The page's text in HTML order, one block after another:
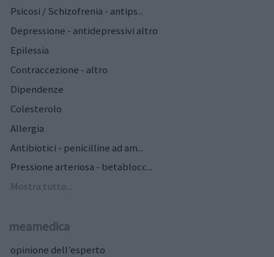
Psicosi / Schizofrenia - antips...
Depressione - antidepressivi altro
Epilessia
Contraccezione - altro
Dipendenze
Colesterolo
Allergia
Antibiotici - penicilline ad am...
Pressione arteriosa - betablocc...
Mostra tutto...
meamedica
opinione dell’esperto